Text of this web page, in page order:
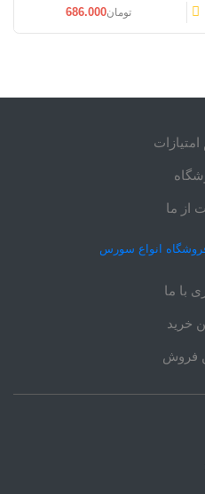
قیمت اصلی: تومان686.000 بود.
تومان686.000قیمت فعلی:
از ما
با ما
خرید
فروش